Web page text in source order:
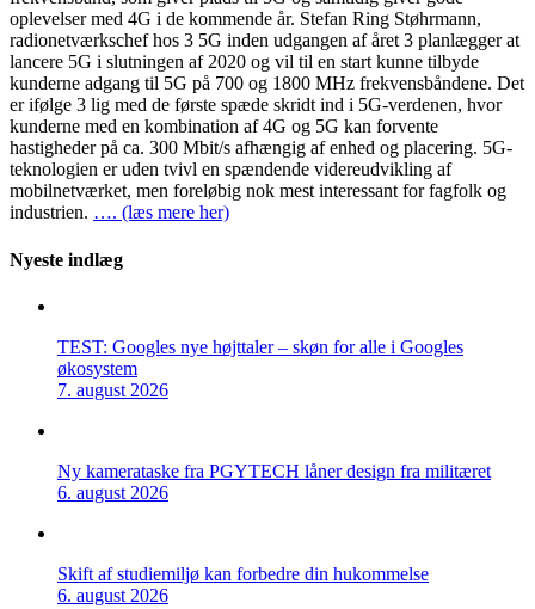
oplevelser med 4G i de kommende år. Stefan Ring Støhrmann,
radionetværkschef hos 3 5G inden udgangen af året 3 planlægger at
lancere 5G i slutningen af 2020 og vil til en start kunne tilbyde
kunderne adgang til 5G på 700 og 1800 MHz frekvensbåndene. Det
er ifølge 3 lig med de første spæde skridt ind i 5G-verdenen, hvor
kunderne med en kombination af 4G og 5G kan forvente
hastigheder på ca. 300 Mbit/s afhængig af enhed og placering. 5G-
teknologien er uden tvivl en spændende videreudvikling af
mobilnetværket, men foreløbig nok mest interessant for fagfolk og
industrien. …. (læs mere her)
Nyeste indlæg
TEST: Googles nye højttaler – skøn for alle i Googles
økosystem
7. august 2026
Ny kamerataske fra PGYTECH låner design fra militæret
6. august 2026
Skift af studiemiljø kan forbedre din hukommelse
6. august 2026